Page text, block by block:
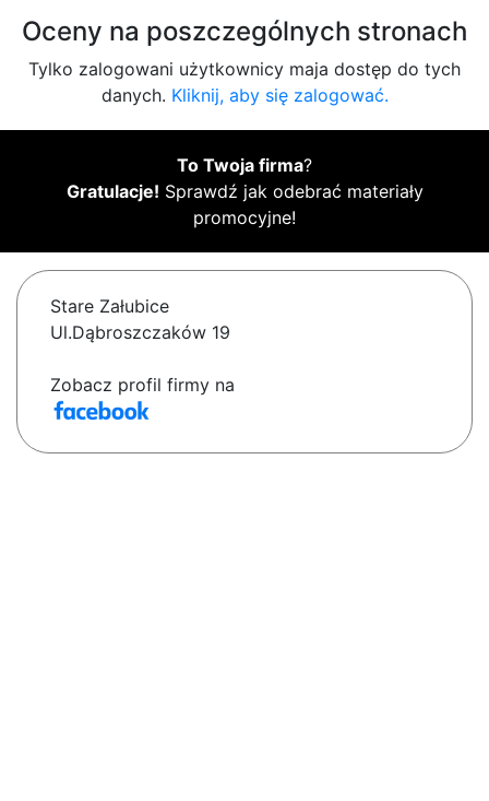
Oceny na poszczególnych stronach
Tylko zalogowani użytkownicy maja dostęp do tych
danych. Kliknij, aby się zalogować.
To Twoja firma?
Gratulacje! Sprawdź jak odebrać materiały
promocyjne!
Stare Załubice
Ul.Dąbroszczaków 19
Zobacz profil firmy na